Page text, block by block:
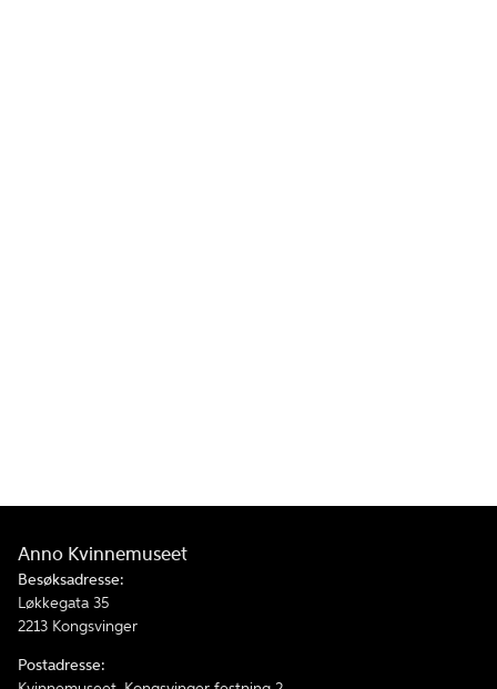
Anno Kvinnemuseet
Besøksadresse:
Løkkegata 35
2213 Kongsvinger
Postadresse: